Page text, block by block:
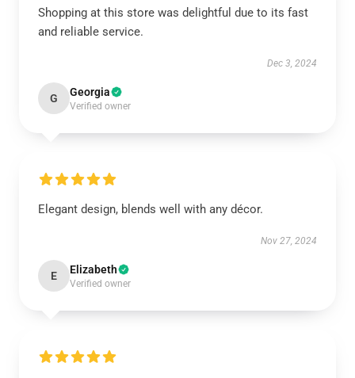
Shopping at this store was delightful due to its fast
and reliable service.
Dec 3, 2024
G Georgia
Verified owner
Elegant design, blends well with any décor.
Nov 27, 2024
E Elizabeth
Verified owner